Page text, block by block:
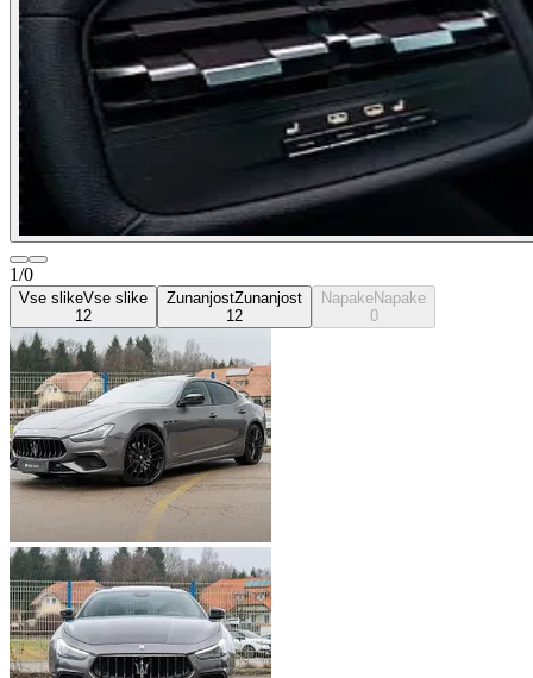
1/0
Vse slikeVse slike
12
ZunanjostZunanjost
12
NapakeNapake
0